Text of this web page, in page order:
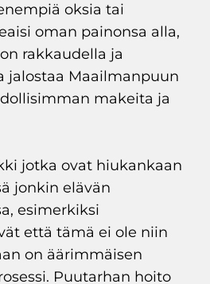
oksia tai
oman painonsa alla,
rakkaudella ja
jalostaa Maailmanpuun
makeita ja
jotka ovat hiukankaan
jonkin elävän
esimerkiksi
että tämä ei ole niin
on äärimmäisen
Puutarhan hoito